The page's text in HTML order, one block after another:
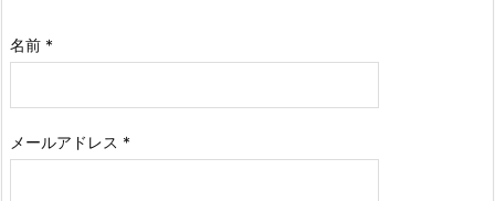
名前 *
メールアドレス *